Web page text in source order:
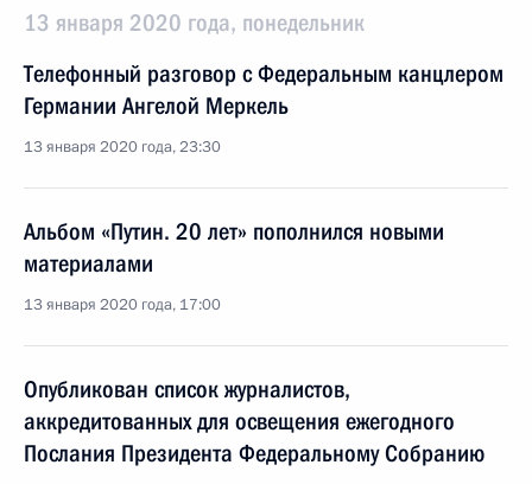
13 января 2020 года, понедельник
Телефонный разговор с Федеральным канцлером
Германии Ангелой Меркель
13 января 2020 года, 23:30
Альбом «Путин. 20 лет» пополнился новыми
материалами
13 января 2020 года, 17:00
Опубликован список журналистов,
аккредитованных для освещения ежегодного
Послания Президента Федеральному Собранию